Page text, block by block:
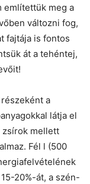
említettük meg a
változni fog,
fajtája is fontos
át a tehéntej,
a
látja el
zsírok mellett
Fél l (500
20%-át, a szén-